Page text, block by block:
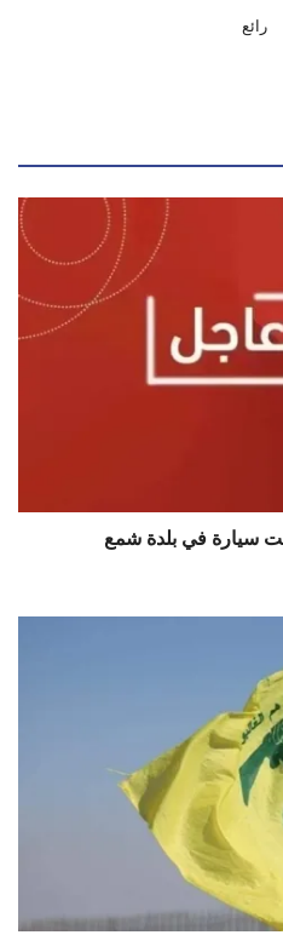
رائع
سيارة في بلدة شمع